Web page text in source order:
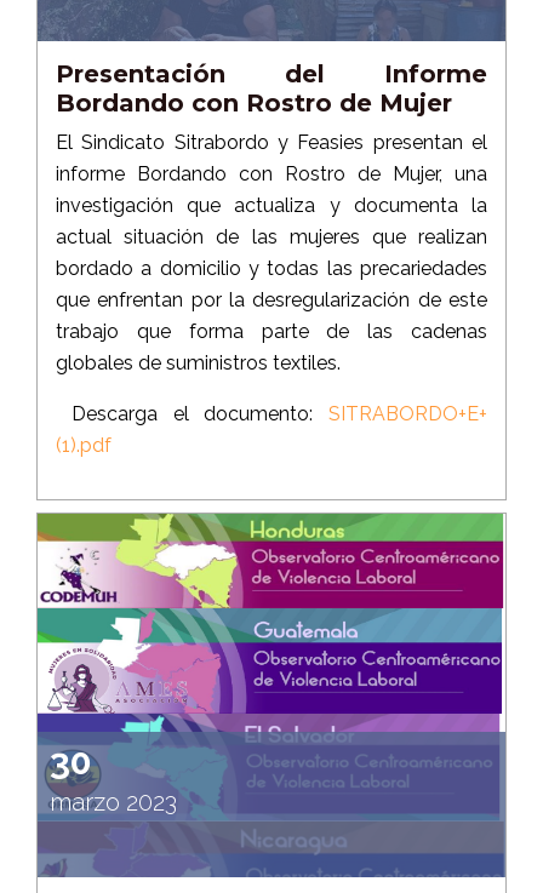
Presentación del Informe
Bordando con Rostro de Mujer
El Sindicato Sitrabordo y Feasies presentan el
informe Bordando con Rostro de Mujer, una
investigación que actualiza y documenta la
actual situación de las mujeres que realizan
bordado a domicilio y todas las precariedades
que enfrentan por la desregularización de este
trabajo que forma parte de las cadenas
globales de suministros textiles.
Descarga el documento: SITRABORDO+E+
(1).pdf
30
marzo 2023